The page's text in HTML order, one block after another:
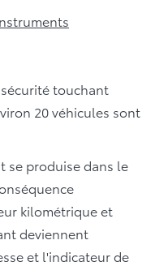
touchant
20 véhicules sont
se produise dans le
kilométrique et
deviennent
et l'indicateur de